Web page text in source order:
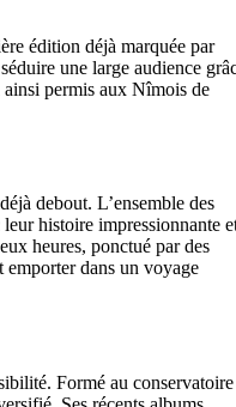
édition déjà marquée par
une large audience
permis aux Nîmois de
debout. L’ensemble des
histoire impressionnante
heures, ponctué par des
emporter dans un voyage
Formé au conservatoire